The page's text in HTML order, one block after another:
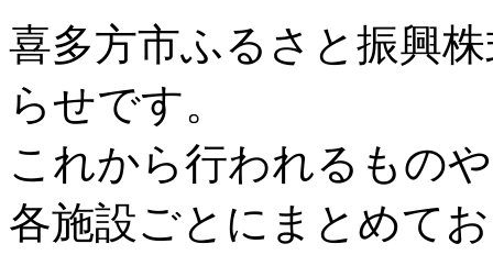
喜多方市ふるさと振興
らせです。
これから行われるもの
各施設ごとにまとめて